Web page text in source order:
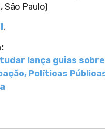
São Paulo)
.
lança guias
Políticas